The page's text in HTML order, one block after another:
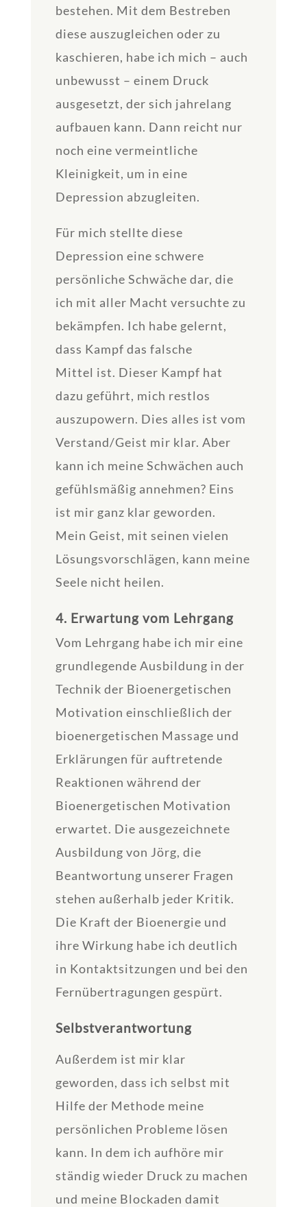
bestehen. Mit dem Bestreben
diese auszugleichen oder zu
kaschieren, habe ich mich – auch
unbewusst – einem Druck
ausgesetzt, der sich jahrelang
aufbauen kann. Dann reicht nur
noch eine vermeintliche
Kleinigkeit, um in eine
Depression abzugleiten.
Für mich stellte diese
Depression eine schwere
persönliche Schwäche dar, die
ich mit aller Macht versuchte zu
bekämpfen. Ich habe gelernt,
dass Kampf das falsche
Mittel ist. Dieser Kampf hat
dazu geführt, mich restlos
auszupowern. Dies alles ist vom
Verstand/Geist mir klar. Aber
kann ich meine Schwächen auch
gefühlsmäßig annehmen? Eins
ist mir ganz klar geworden.
Mein Geist, mit seinen vielen
Lösungsvorschlägen, kann meine
Seele nicht heilen.
4. Erwartung vom Lehrgang
Vom Lehrgang habe ich mir eine
grundlegende Ausbildung in der
Technik der Bioenergetischen
Motivation einschließlich der
bioenergetischen Massage und
Erklärungen für auftretende
Reaktionen während der
Bioenergetischen Motivation
erwartet. Die ausgezeichnete
Ausbildung von Jörg, die
Beantwortung unserer Fragen
stehen außerhalb jeder Kritik.
Die Kraft der Bioenergie und
ihre Wirkung habe ich deutlich
in Kontaktsitzungen und bei den
Fernübertragungen gespürt.
Selbstverantwortung
Außerdem ist mir klar
geworden, dass ich selbst mit
Hilfe der Methode meine
persönlichen Probleme lösen
kann. In dem ich aufhöre mir
ständig wieder Druck zu machen
und meine Blockaden damit